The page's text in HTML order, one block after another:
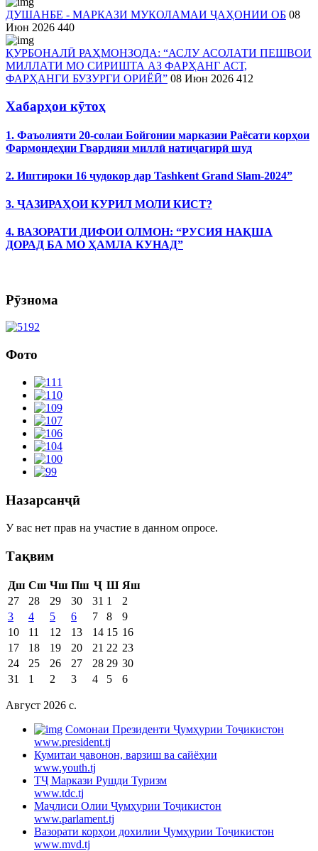
ДУШАНБЕ - МАРКАЗИ МУКОЛАМАИ ҶАҲОНИИ ОБ 08
Июн 2026 440
ҚУРБОНАЛӢ РАҲМОНЗОДА: “АСЛУ АСОЛАТИ ПЕШВОИ
МИЛЛАТИ МО СИРИШТА АЗ ФАРҲАНГ АСТ,
ФАРҲАНГИ БУЗУРГИ ОРИЁӢ” 08 Июн 2026 412
Хабарҳои кӯтоҳ
1. Фаъолияти 20-солаи Бойгонии марказии Раёсати корҳои
Фармондеҳии Гвардияи миллӣ натиҷагирӣ шуд
2. Иштироки 16 ҷудокор дар Tashkent Grand Slam-2024”
3. ҶАЗИРАҲОИ КУРИЛ МОЛИ КИСТ?
4. ВАЗОРАТИ ДИФОИ ОЛМОН: “РУСИЯ НАҚША
ДОРАД БА МО ҲАМЛА КУНАД”
Рӯзнома
Фото
Назарсанҷӣ
У вас нет прав на участие в данном опросе.
Тақвим
Дш Сш Чш Пш Ҷ Ш Яш
27
28 29 30 31 1
2
3
4 5 6 7 8
9
10
11 12 13 14 15 16
17
18 19 20 21 22 23
24
25 26 27 28 29 30
31
1 2 3 4 5 6
Август 2026 c.
Cомонаи Президенти Ҷумҳурии Тоҷикистон
www.president.tj
Кумитаи ҷавонон, варзиш ва сайёҳии
www.youth.tj
ТҶ Маркази Рушди Туризм
www.tdc.tj
Маҷлиси Олии Ҷумҳурии Тоҷикистон
www.parlament.tj
Вазорати корҳои дохилии Ҷумҳурии Тоҷикистон
www.mvd.tj